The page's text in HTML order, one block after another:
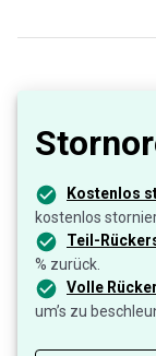
Kostenlos
kostenlos
Teil-
% zurück.
Volle
um’s zu